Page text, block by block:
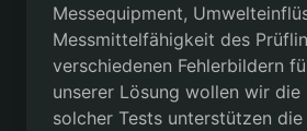
Messequipment,
Messmittelfähigkeit des
verschiedenen Fehlerbildern
unserer Lösung wollen wir die
solcher Tests unterstützen die